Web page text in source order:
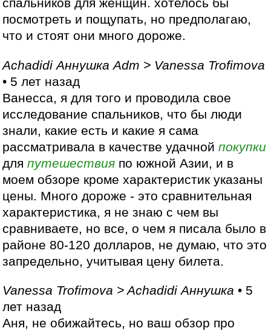
спальников для женщин. хотелось бы
посмотреть и пощупать, но предполагаю,
что и стоят они много дороже.
Achadidi Аннушка Adm > Vanessa Trofimova
• 5 лет назад
Ванесса, я для того и проводила свое
исследование спальников, что бы люди
знали, какие есть и какие я сама
рассматривала в качестве удачнойпокупки
дляпутешествия по южной Азии, и в
моем обзоре кроме характеристик указаны
цены. Много дороже - это сравнительная
характеристика, я не знаю с чем вы
сравниваете, но все, о чем я писала было в
районе 80-120 долларов, не думаю, что это
запредельно, учитывая цену билета.
Vanessa Trofimova > Achadidi Аннушка • 5
лет назад
Аня, не обижайтесь, но ваш обзор про